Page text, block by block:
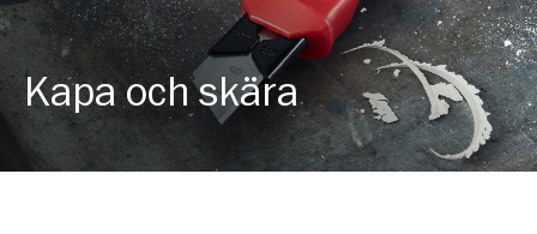
Kapa och skära